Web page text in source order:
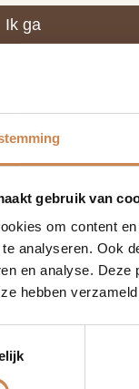
gebruik van
om content
analyseren. Ook
en analyse.
hebben
Ik ga
leer je hoe